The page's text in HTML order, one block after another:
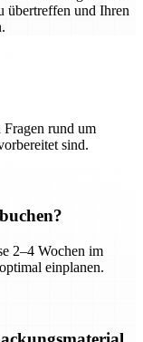
übertreffen und Ihren
rund um
sind.
2–4 Wochen im
einplanen.